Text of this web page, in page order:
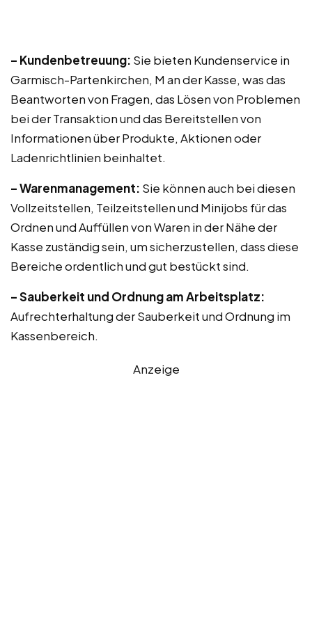
– Kundenbetreuung: Sie bieten Kundenservice in
Garmisch-Partenkirchen, M an der Kasse, was das
Beantworten von Fragen, das Lösen von Problemen
bei der Transaktion und das Bereitstellen von
Informationen über Produkte, Aktionen oder
Ladenrichtlinien beinhaltet.
– Warenmanagement: Sie können auch bei diesen
Vollzeitstellen, Teilzeitstellen und Minijobs für das
Ordnen und Auffüllen von Waren in der Nähe der
Kasse zuständig sein, um sicherzustellen, dass diese
Bereiche ordentlich und gut bestückt sind.
– Sauberkeit und Ordnung am Arbeitsplatz:
Aufrechterhaltung der Sauberkeit und Ordnung im
Kassenbereich.
Anzeige